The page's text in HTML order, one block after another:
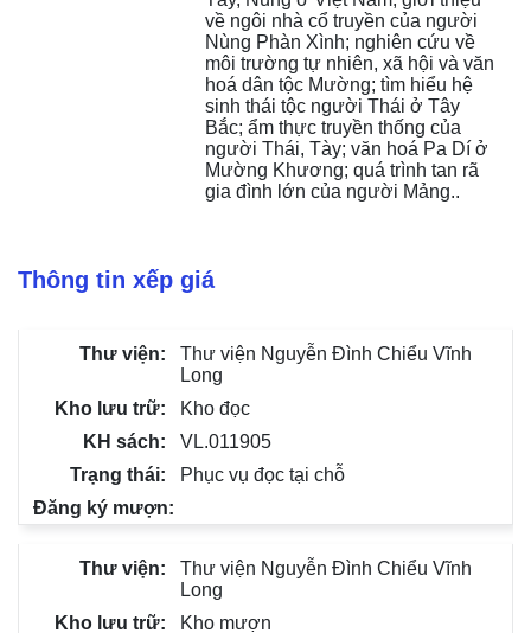
về ngôi nhà cổ truyền của người
Nùng Phàn Xình; nghiên cứu về
môi trường tự nhiên, xã hội và văn
hoá dân tộc Mường; tìm hiểu hệ
sinh thái tộc người Thái ở Tây
Bắc; ẩm thực truyền thống của
người Thái, Tày; văn hoá Pa Dí ở
Mường Khương; quá trình tan rã
gia đình lớn của người Mảng..
Thông tin xếp giá
Thư viện Nguyễn Đình Chiểu Vĩnh
Long
Kho đọc
VL.011905
Phục vụ đọc tại chỗ
Thư viện Nguyễn Đình Chiểu Vĩnh
Long
Kho mượn